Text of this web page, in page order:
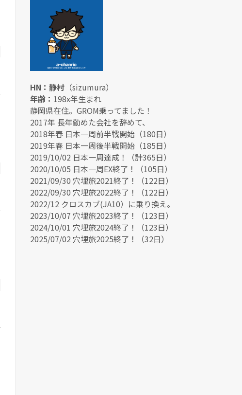
HN：静村 （sizumura）
年齢： 198x年生まれ
静岡県在住。GROM乗ってました！
2017年 長年勤めた会社を辞めて、
2018年春 日本一周前半戦開始（180日）
2019年春 日本一周後半戦開始（185日）
2019/10/02 日本一周達成！（計365日）
2020/10/05 日本一周EX終了！（105日）
2021/09/30 穴埋旅2021終了！（122日）
2022/09/30 穴埋旅2022終了！（122日）
2022/12 クロスカブ(JA10）に乗り換え。
2023/10/07 穴埋旅2023終了！（123日）
2024/10/01 穴埋旅2024終了！（123日）
2025/07/02 穴埋旅2025終了！（32日）